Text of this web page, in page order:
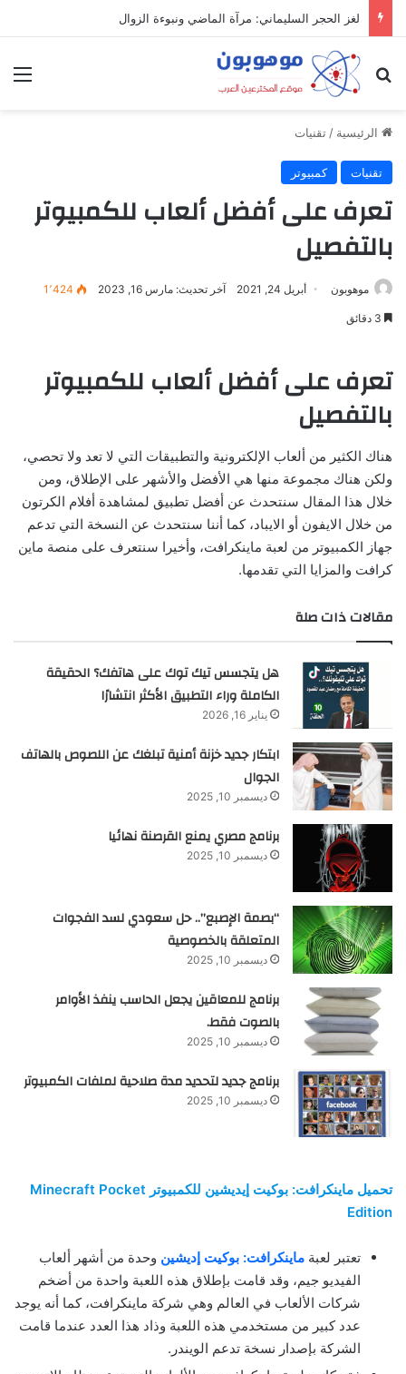
لغز الحجر السليماني: مرآة الماضي ونبوءة الزوال
بحث عن
الرئيسية / تقنيات
تقنيات كمبيوتر
تعرف على أفضل ألعاب للكمبيوتر
بالتفصيل
موهوبون أبريل 24, 2021 آخر تحديث: مارس 16, 2023 1٬424
تعرف على أفضل ألعاب للكمبيوتر
بالتفصيل
هناك الكثير من ألعاب الإلكترونية والتطبيقات التي لا تعد ولا تحصي،
ولكن هناك مجموعة منها هي الأفضل والأشهر على الإطلاق، ومن
خلال هذا المقال سنتحدث عن أفضل تطبيق لمشاهدة أفلام الكرتون
من خلال الايفون أو الايباد، كما أننا سنتحدث عن النسخة التي تدعم
جهاز الكمبيوتر من لعبة ماينكرافت، وأخيرا سنتعرف على منصة ماين
كرافت والمزايا التي تقدمها.
مقالات ذات صلة
هل يتجسس تيك توك على هاتفك؟ الحقيقة
الكاملة وراء التطبيق الأكثر انتشارًا
يناير 16, 2026
ابتكار جديد خزنة أمنية تبلغك عن اللصوص بالهاتف
الجوال
ديسمبر 10, 2025
برنامج مصري يمنع القرصنة نهائيا
ديسمبر 10, 2025
“بصمة الإصبع”.. حل سعودي لسد الفجوات
المتعلقة بالخصوصية
ديسمبر 10, 2025
برنامج للمعاقين يجعل الحاسب ينفذ الأوامر
بالصوت فقط.
ديسمبر 10, 2025
برنامج جديد لتحديد مدة صلاحية لملفات الكمبيوتر
ديسمبر 10, 2025
تحميل ماينكرافت: بوكيت إيديشين للكمبيوتر Minecraft Pocket
Edition
تعتبر لعبة ماينكرافت: بوكيت إديشين وحدة من أشهر ألعاب
الفيديو جيم، وقد قامت بإطلاق هذه اللعبة واحدة من أضخم
شركات الألعاب في العالم وهي شركة ماينكرافت، كما أنه يوجد
عدد كبير من مستخدمي هذه اللعبة وذاد هذا العدد عندما قامت
الشركة بإصدار نسخة تدعم الويندر.